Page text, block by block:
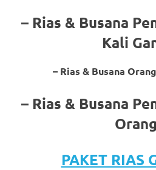
content
https://
imitation
– Rias & Busana
Kali
– Rias & Busana
– Rias & Busana
Orang
PAKET RIAS